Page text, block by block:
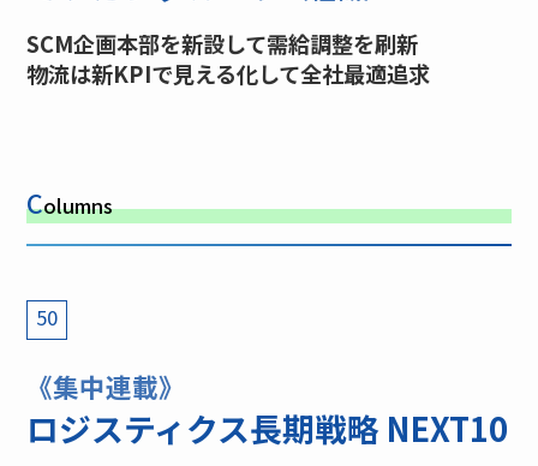
SCM企画本部を新設して需給調整を刷新
物流は新KPIで見える化して全社最適追求
Columns
50
《集中連載》
ロジスティクス長期戦略 NEXT10